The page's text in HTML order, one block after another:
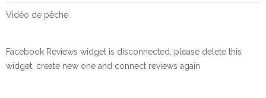
Vidéo de pêche
Facebook Reviews widget is disconnected, please delete this
widget, create new one and connect reviews again